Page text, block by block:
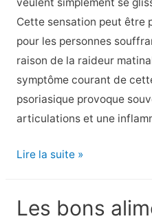
veut
vous
fassiez
Cette sensation peut
pour les personnes
raison de la raideur
symptôme courant de
psoriasique provoque
articulations et une
7
soulager
Lire la suite »
Les bons